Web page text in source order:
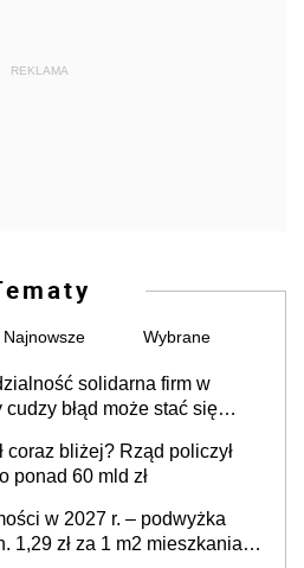
REKLAMA
Najnowsze Wybrane
solidarna firm w
błąd może stać się
coraz bliżej? Rząd policzył
ponad 60 mld zł
w 2027 r. – podwyżka
1,29 zł za 1 m2 mieszkania,